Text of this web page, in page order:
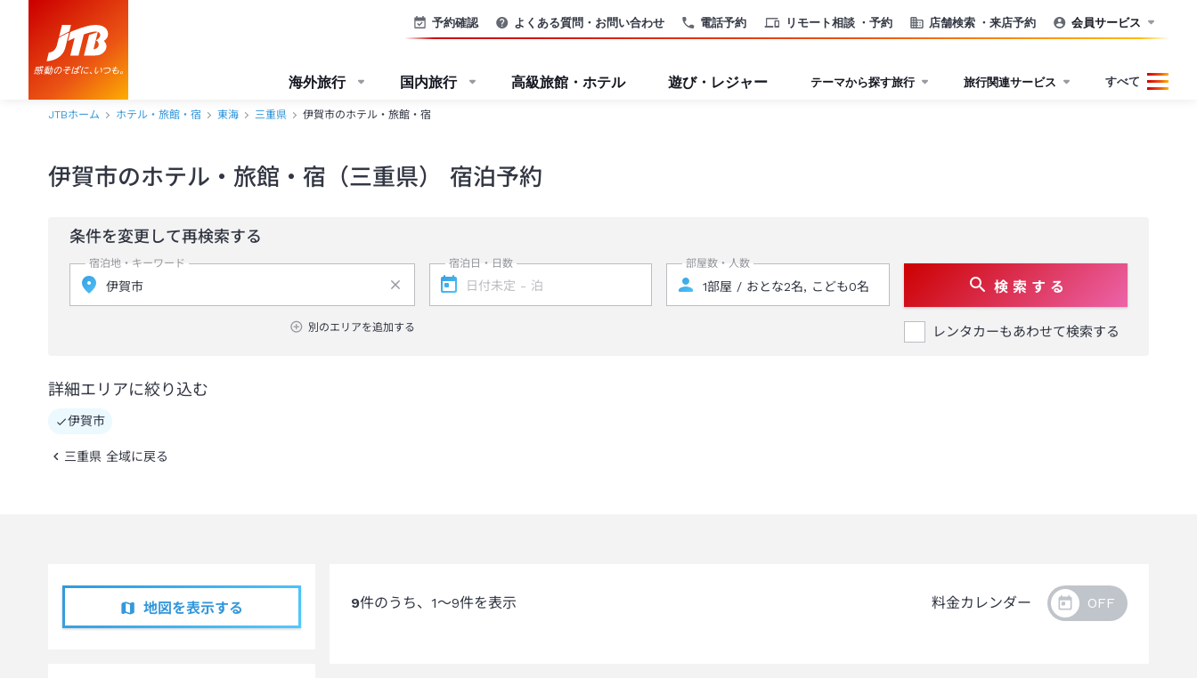
電話予約 リモート相談 ・予約 店舗検索 ・来店予約
予約確認 よくある質問・お問い合わせ 会員サービス
海外旅行 国内旅行 高級旅館・ホテル 遊び・レジャー テーマから探す旅行 旅行関連サービス すべて
JTBホーム ホテル・旅館・宿 東海 三重県 伊賀市のホテル・旅館・宿
伊賀市のホテル・旅館・宿（三重県） 宿泊予約
条件を変更して再検索する
宿泊地・キーワード
別のエリアを追加する
宿泊日・日数 部屋数・人数
検 索 す る
レンタカーもあわせて検索する
詳細エリアに絞り込む
伊賀市
三重県 全域に戻る
地図を表示する 9件のうち、 1～9件を表示 料金カレンダー